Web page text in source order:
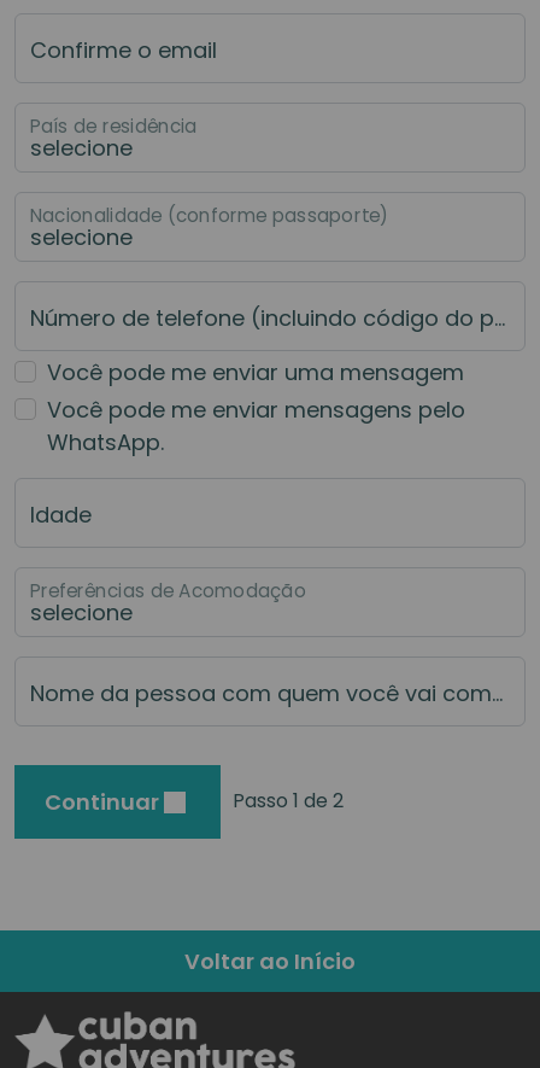
Confirme o email
País de residência
Nacionalidade (conforme passaporte)
Número de telefone (incluindo código do país)
Você pode me enviar uma mensagem
Você pode me enviar mensagens pelo
WhatsApp.
Idade
Preferências de Acomodação
Nome da pessoa com quem você vai compartilhar (se você vai compartilhar)
Continuar Passo 1 de 2
Voltar ao Início